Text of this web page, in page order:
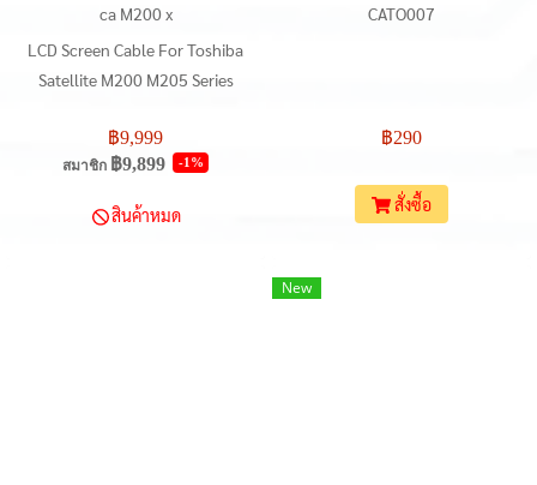
ca M200 x
LCD Screen Cable For Toshiba
Satellite M200 M205 Series
฿9,999
สมาชิก ฿9,899 -1%
สินค้าหมด
CATO007
฿290
สั่งซื้อ
New